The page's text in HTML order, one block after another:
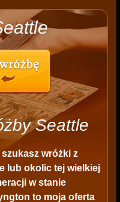
Seattle
szukasz wróżki z
lub okolic tej wielkiej
w stanie
to moja oferta